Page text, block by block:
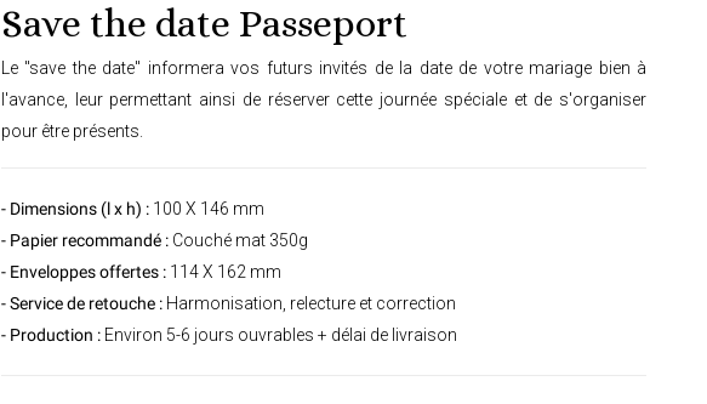
Save the date Passeport
Le "save the date" informera vos futurs invités de la date de votre mariage bien à
l'avance, leur permettant ainsi de réserver cette journée spéciale et de s'organiser
pour être présents.
- Dimensions (l x h) : 100 X 146 mm
- Papier recommandé : Couché mat 350g
- Enveloppes offertes : 114 X 162 mm
- Service de retouche : Harmonisation, relecture et correction
- Production : Environ 5-6 jours ouvrables + délai de livraison